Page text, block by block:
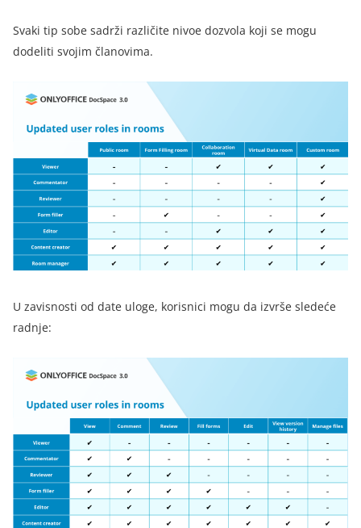
Svaki tip sobe sadrži različite nivoe dozvola koji se mogu
dodeliti svojim članovima.
U zavisnosti od date uloge, korisnici mogu da izvrše sledeće
radnje: